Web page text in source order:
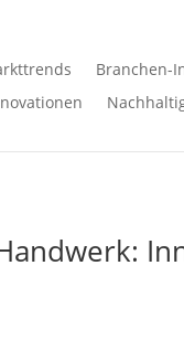
Branchen-